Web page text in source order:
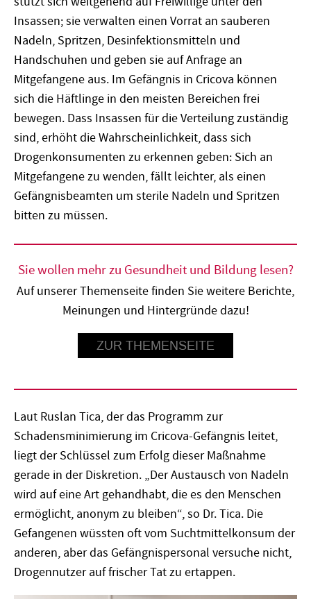
Insassen; sie verwalten einen Vorrat an sauberen
Nadeln, Spritzen, Desinfektionsmitteln und
Handschuhen und geben sie auf Anfrage an
Mitgefangene aus. Im Gefängnis in Cricova können
sich die Häftlinge in den meisten Bereichen frei
bewegen. Dass Insassen für die Verteilung zuständig
sind, erhöht die Wahrscheinlichkeit, dass sich
Drogenkonsumenten zu erkennen geben: Sich an
Mitgefangene zu wenden, fällt leichter, als einen
Gefängnisbeamten um sterile Nadeln und Spritzen
bitten zu müssen.
Sie wollen mehr zu Gesundheit und Bildung lesen?
Auf unserer Themenseite finden Sie weitere Berichte,
Meinungen und Hintergründe dazu!
ZUR THEMENSEITE
Laut Ruslan Tica, der das Programm zur
Schadensminimierung im Cricova-Gefängnis leitet,
liegt der Schlüssel zum Erfolg dieser Maßnahme
gerade in der Diskretion. „Der Austausch von Nadeln
wird auf eine Art gehandhabt, die es den Menschen
ermöglicht, anonym zu bleiben“, so Dr. Tica. Die
Gefangenen wüssten oft vom Suchtmittelkonsum der
anderen, aber das Gefängnispersonal versuche nicht,
Drogennutzer auf frischer Tat zu ertappen.